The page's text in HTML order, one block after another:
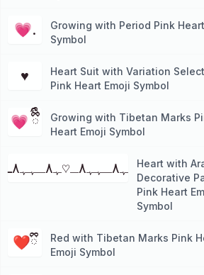
💗.
Growing with Period Pink
Symbol
♥︎
Heart Suit with Variation
Pink Heart Emoji Symbol
💗 ྀིྀི
Growing with Tibetan Marks
Heart Emoji Symbol
ﮩ٨ـﮩﮩ٨ـ♡ﮩ٨ـﮩﮩ٨ـ
Heart with
Decorative
Pink Heart
Symbol
❤️ྀི
Red with Tibetan Marks Pink
Emoji Symbol